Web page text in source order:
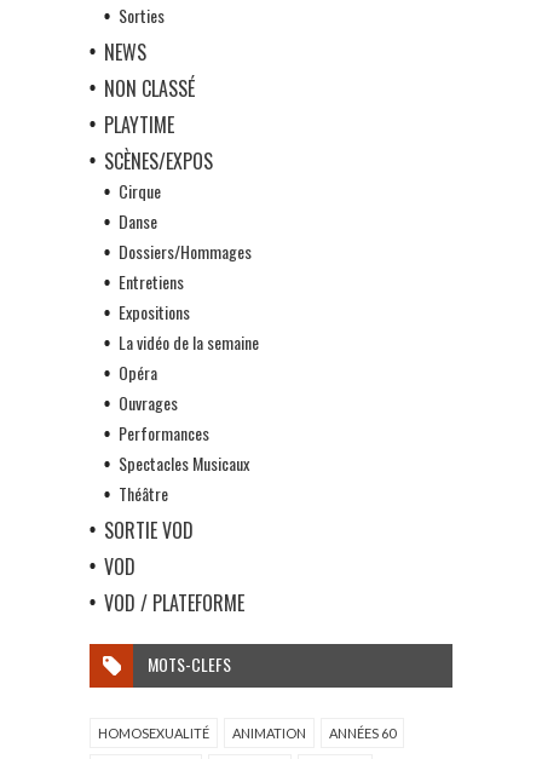
Sorties
NEWS
NON CLASSÉ
PLAYTIME
SCÈNES/EXPOS
Cirque
Danse
Dossiers/Hommages
Entretiens
Expositions
La vidéo de la semaine
Opéra
Ouvrages
Performances
Spectacles Musicaux
Théâtre
SORTIE VOD
VOD
VOD / PLATEFORME
MOTS-CLEFS
HOMOSEXUALITÉ ANIMATION ANNÉES 60